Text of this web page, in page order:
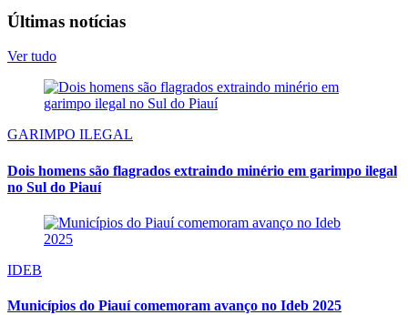
Últimas notícias
Ver tudo
GARIMPO ILEGAL
Dois homens são flagrados extraindo minério em garimpo ilegal
no Sul do Piauí
IDEB
Municípios do Piauí comemoram avanço no Ideb 2025